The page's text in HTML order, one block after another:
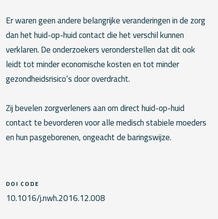
Er waren geen andere belangrijke veranderingen in de zorg
dan het huid-op-huid contact die het verschil kunnen
verklaren. De onderzoekers veronderstellen dat dit ook
leidt tot minder economische kosten en tot minder
gezondheidsrisico’s door overdracht.
Zij bevelen zorgverleners aan om direct huid-op-huid
contact te bevorderen voor alle medisch stabiele moeders
en hun pasgeborenen, ongeacht de baringswijze.
DOI CODE
10.1016/j.nwh.2016.12.008